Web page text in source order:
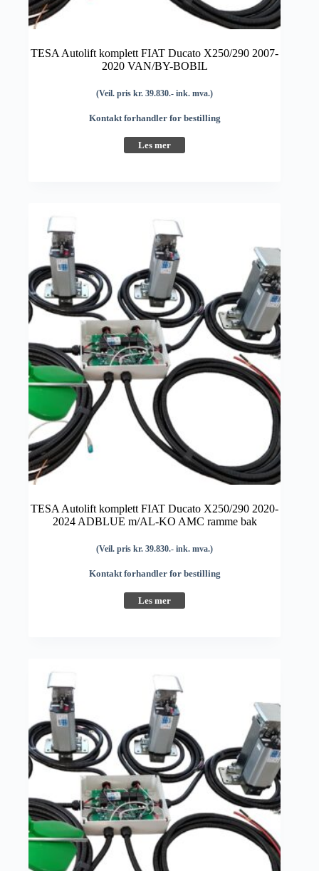
TESA Autolift komplett FIAT Ducato X250/290 2007-
2020 VAN/BY-BOBIL
(Veil. pris kr. 39.830.- ink. mva.)
Kontakt forhandler for bestilling
Les mer
TESA Autolift komplett FIAT Ducato X250/290 2020-
2024 ADBLUE m/AL-KO AMC ramme bak
(Veil. pris kr. 39.830.- ink. mva.)
Kontakt forhandler for bestilling
Les mer